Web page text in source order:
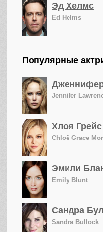
Эд Хелмс
Ed Helms
Популярные
Jennifer
Хлоя
Chloë Grace
Эмили
Emily Blunt
Сандра
Sandra Bullock